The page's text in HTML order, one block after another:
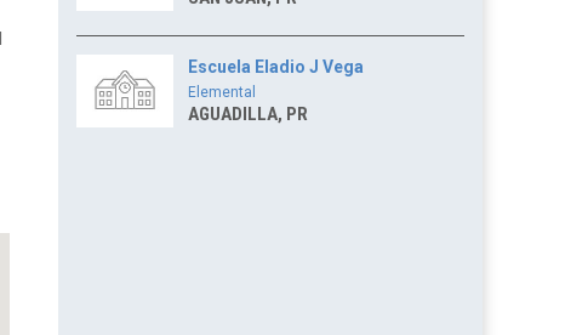
Escuela Eladio J Vega
Elemental
AGUADILLA, PR